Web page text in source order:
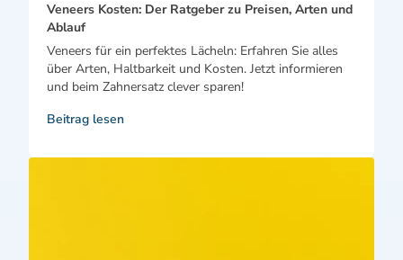
Veneers Kosten: Der Ratgeber zu Preisen, Arten und
Ablauf
Veneers für ein perfektes Lächeln: Erfahren Sie alles
über Arten, Haltbarkeit und Kosten. Jetzt informieren
und beim Zahnersatz clever sparen!
Beitrag lesen